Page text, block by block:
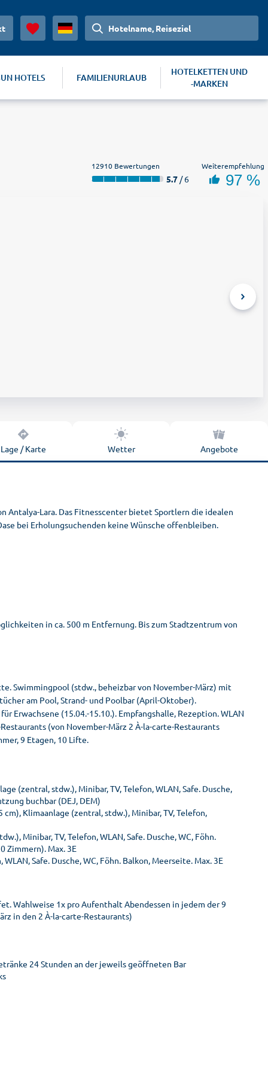
Hotelname, Reiseziel
HOTELS FAMILIENURLAUB
HOTELKETTEN UND
-MARKEN
12910 Bewertungen
5.7 / 6
Weiterempfehlung
97 %
Lage / Karte Wetter Angebote
Antalya-Lara. Das Fitnesscenter bietet Sportlern die idealen
bei Erholungsuchenden keine Wünsche offenbleiben.
in ca. 500 m Entfernung. Bis zum Stadtzentrum von
Swimmingpool (stdw., beheizbar von November-März) mit
am Pool, Strand- und Poolbar (April-Oktober).
Erwachsene (15.04.-15.10.). Empfangshalle, Rezeption. WLAN
(von November-März 2 À-la-carte-Restaurants
9 Etagen, 10 Lifte.
(zentral, stdw.), Minibar, TV, Telefon, WLAN, Safe. Dusche,
buchbar (DEJ, DEM)
Klimaanlage (zentral, stdw.), Minibar, TV, Telefon,
Minibar, TV, Telefon, WLAN, Safe. Dusche, WC, Föhn.
Zimmern). Max. 3E
Safe. Dusche, WC, Föhn. Balkon, Meerseite. Max. 3E
Wahlweise 1x pro Aufenthalt Abendessen in jedem der 9
in den 2 À-la-carte-Restaurants)
24 Stunden an der jeweils geöffneten Bar